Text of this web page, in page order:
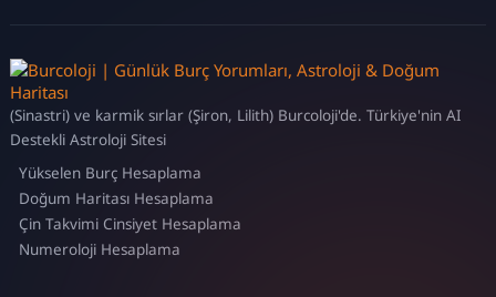
(Sinastri) ve karmik sırlar (Şiron, Lilith) Burcoloji'de. Türkiye'nin AI
Destekli Astroloji Sitesi
Yükselen Burç Hesaplama
Doğum Haritası Hesaplama
Çin Takvimi Cinsiyet Hesaplama
Numeroloji Hesaplama